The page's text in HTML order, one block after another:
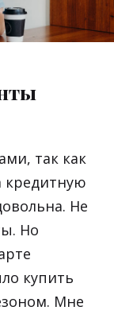
так как
кредитную
Не
Но
купить
Мне